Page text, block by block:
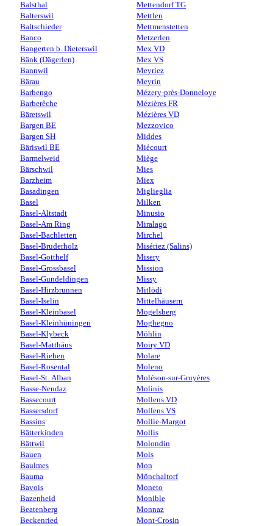
Balsthal
Balterswil
Baltschieder
Banco
Bangerten b. Dieterswil
Bänk (Dägerlen)
Bannwil
Bärau
Barbengo
Barberêche
Bäretswil
Bargen BE
Bargen SH
Bäriswil BE
Barmelweid
Bärschwil
Barzheim
Basadingen
Basel
Basel-Altstadt
Basel-Am Ring
Basel-Bachletten
Basel-Bruderholz
Basel-Gotthelf
Basel-Grossbasel
Basel-Gundeldingen
Basel-Hirzbrunnen
Basel-Iselin
Basel-Kleinbasel
Basel-Kleinhüningen
Basel-Klybeck
Basel-Matthäus
Basel-Riehen
Basel-Rosental
Basel-St. Alban
Basse-Nendaz
Bassecourt
Bassersdorf
Bassins
Bätterkinden
Bättwil
Bauen
Baulmes
Bauma
Bavois
Bazenheid
Beatenberg
Beckenried
Mettendorf TG
Mettlen
Mettmenstetten
Metzerlen
Mex VD
Mex VS
Meyriez
Meyrin
Mézery-près-Donneloye
Mézières FR
Mézières VD
Mezzovico
Middes
Miécourt
Miège
Mies
Miex
Miglieglia
Milken
Minusio
Miralago
Mirchel
Misériez (Salins)
Misery
Mission
Missy
Mitlödi
Mittelhäusern
Mogelsberg
Moghegno
Möhlin
Moiry VD
Molare
Moleno
Moléson-sur-Gruyères
Molinis
Mollens VD
Mollens VS
Mollie-Margot
Mollis
Molondin
Mols
Mon
Mönchaltorf
Moneto
Monible
Monnaz
Mont-Crosin